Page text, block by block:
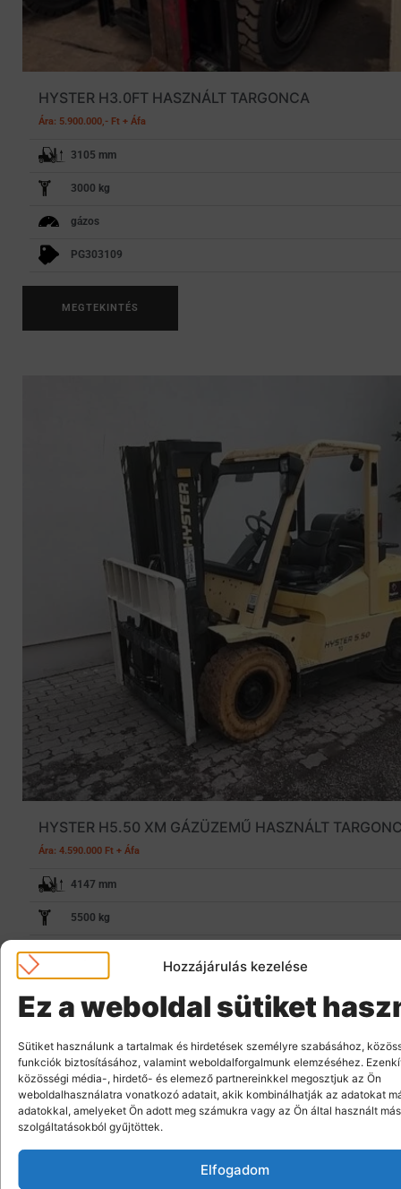
Hozzájárulás kezelése
Ez a weboldal sütiket
Sütiket használunk a tartalmak és hirdetések személyre szabásához,
funkciók biztosításához, valamint weboldalforgalmunk elemzéséhez.
közösségi média-, hirdető- és elemező partnereinkkel megosztjuk az Ön
weboldalhasználatra vonatkozó adatait, akik kombinálhatják az adatokat
adatokkal, amelyeket Ön adott meg számukra vagy az Ön által használt más
szolgáltatásokból gyűjtöttek.
Elfogadom
HYSTER H3.0FT HASZNÁLT TARGONCA
Ára: 5.900.000,- Ft + Áfa
3105 mm
3000 kg
gázos
PG303109
MEGTEKINTÉS
HYSTER H5.50 XM GÁZÜZEMŰ HASZNÁLT
Ára: 4.590.000 Ft + Áfa
4147 mm
5500 kg
gázüzemű